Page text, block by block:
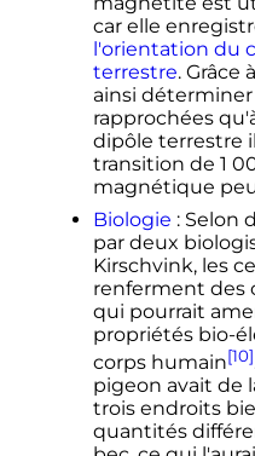
car elle
l'orientation du
terrestre. Grâce
ainsi
rapprochées
dipôle terrestre
transition de 1
magnétique
Biologie : Selon
par deux
Kirschvink, les
renferment des
qui pourrait
propriétés bio-
corps humain[10]
pigeon avait de
trois endroits
quantités